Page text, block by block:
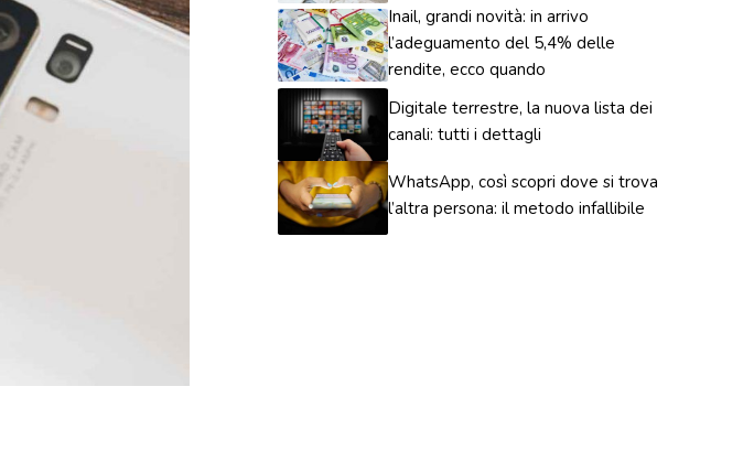
Inail, grandi novità: in arrivo
l’adeguamento del 5,4% delle
rendite, ecco quando
Digitale terrestre, la nuova lista dei
canali: tutti i dettagli
WhatsApp, così scopri dove si trova
l’altra persona: il metodo infallibile